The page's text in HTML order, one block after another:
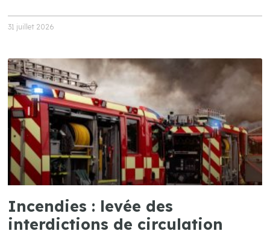
31 juillet 2026
Incendies : levée des
interdictions de circulation